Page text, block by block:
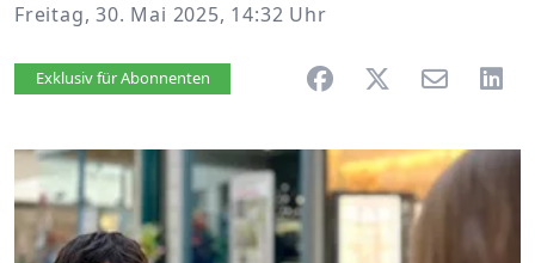
Freitag, 30. Mai 2025, 14:32 Uhr
Artikel vorlesen
Exklusiv für Abonnenten